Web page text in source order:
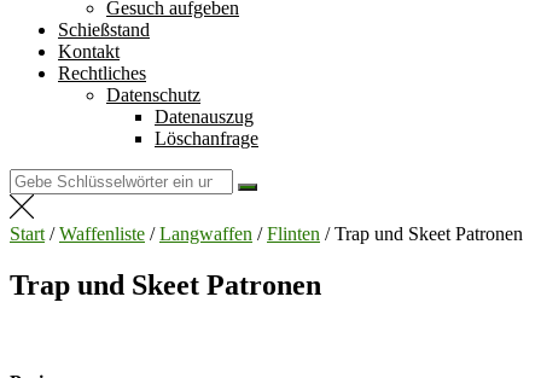
Gesuch aufgeben
Schießstand
Kontakt
Rechtliches
Datenschutz
Datenauszug
Löschanfrage
Suchen
nach:
Start /Waffenliste /Langwaffen /Flinten / Trap und Skeet Patronen
Trap und Skeet Patronen